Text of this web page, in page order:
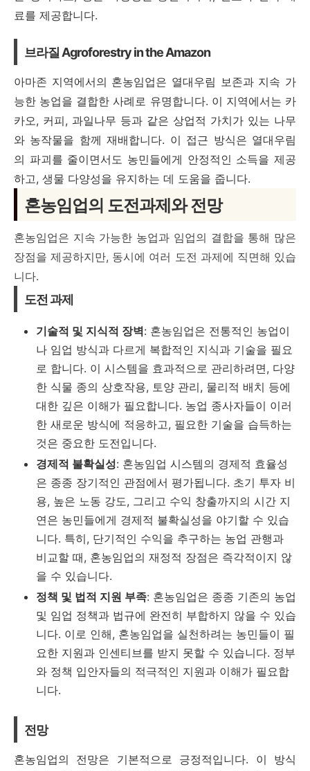
료를 제공합니다.
브라질 Agroforestry in the Amazon
아마존 지역에서의 혼농임업은 열대우림 보존과 지속 가
능한 농업을 결합한 사례로 유명합니다. 이 지역에서는 카
카오, 커피, 과일나무 등과 같은 상업적 가치가 있는 나무
와 농작물을 함께 재배합니다. 이 접근 방식은 열대우림
의 파괴를 줄이면서도 농민들에게 안정적인 소득을 제공
하고, 생물 다양성을 유지하는 데 도움을 줍니다.
혼농임업의 도전과제와 전망
혼농임업은 지속 가능한 농업과 임업의 결합을 통해 많은
장점을 제공하지만, 동시에 여러 도전 과제에 직면해 있습
니다.
도전 과제
기술적 및 지식적 장벽: 혼농임업은 전통적인 농업이
나 임업 방식과 다르게 복합적인 지식과 기술을 필요
로 합니다. 이 시스템을 효과적으로 관리하려면, 다양
한 식물 종의 상호작용, 토양 관리, 물리적 배치 등에
대한 깊은 이해가 필요합니다. 농업 종사자들이 이러
한 새로운 방식에 적응하고, 필요한 기술을 습득하는
것은 중요한 도전입니다.
경제적 불확실성: 혼농임업 시스템의 경제적 효율성
은 종종 장기적인 관점에서 평가됩니다. 초기 투자 비
용, 높은 노동 강도, 그리고 수익 창출까지의 시간 지
연은 농민들에게 경제적 불확실성을 야기할 수 있습
니다. 특히, 단기적인 수익을 추구하는 농업 관행과
비교할 때, 혼농임업의 재정적 장점은 즉각적이지 않
을 수 있습니다.​
정책 및 법적 지원 부족: 혼농임업은 종종 기존의 농업
및 임업 정책과 법규에 완전히 부합하지 않을 수 있습
니다. 이로 인해, 혼농임업을 실천하려는 농민들이 필
요한 지원과 인센티브를 받지 못할 수 있습니다. 정부
와 정책 입안자들의 적극적인 지원과 이해가 필요합
니다.
전망
혼농임업의 전망은 기본적으로 긍정적입니다. 이 방식